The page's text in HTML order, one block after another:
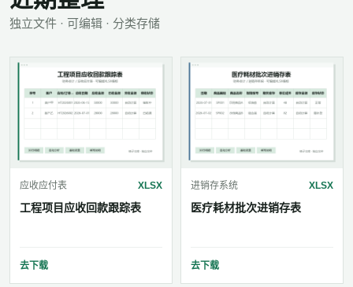
独立文件 · 可编辑 · 分类存储
应收应付表 XLSX
工程项目应收回款跟踪表
去下载
进销存系统 XLSX
医疗耗材批次进销存表
去下载